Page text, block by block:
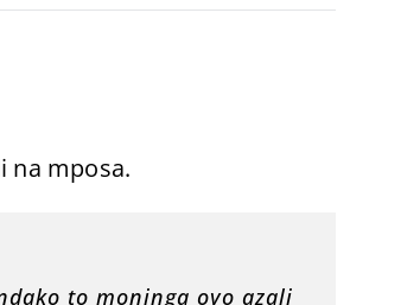
na mposa.
to moninga oyo azali